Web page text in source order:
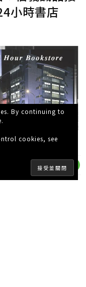
小時書店
By continuing to
cookies, see